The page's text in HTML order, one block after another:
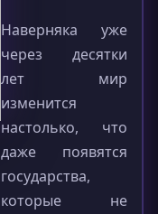
Наверняка уже
через десятки
лет мир
изменится
настолько, что
даже появятся
государства,
которые не